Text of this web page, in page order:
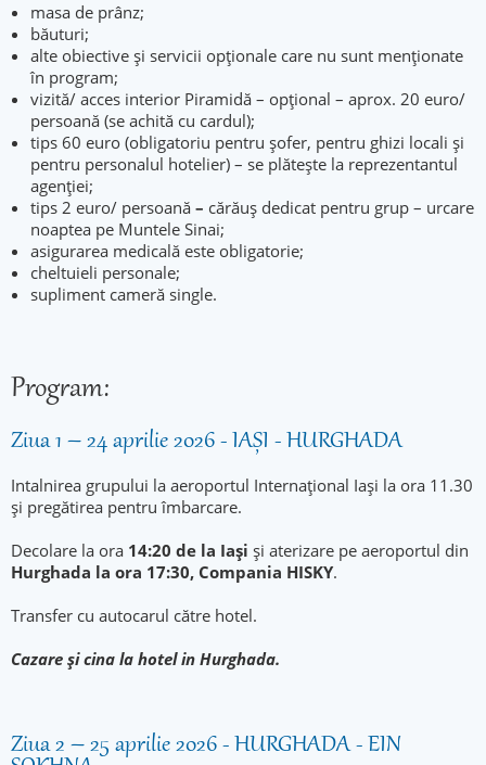
masa de prânz;
băuturi;
alte obiective și servicii opționale care nu sunt menționate
în program;
vizită/ acces interior Piramidă – opțional – aprox. 20 euro/
persoană (se achită cu cardul);
tips 60 euro (obligatoriu pentru șofer, pentru ghizi locali și
pentru personalul hotelier) – se plătește la reprezentantul
agenției;
tips 2 euro/ persoană – cărăuș dedicat pentru grup – urcare
noaptea pe Muntele Sinai;
asigurarea medicală este obligatorie;
cheltuieli personale;
supliment cameră single.
Program:
Ziua 1 – 24 aprilie 2026 - IAȘI - HURGHADA
Intalnirea grupului la aeroportul Internațional Iași la ora 11.30
și pregătirea pentru îmbarcare.
Decolare la ora 14:20 de la Iași și aterizare pe aeroportul din
Hurghada la ora 17:30, Compania HISKY.
Transfer cu autocarul către hotel.
Cazare și cina la hotel in Hurghada.
Ziua 2 – 25 aprilie 2026 - HURGHADA - EIN